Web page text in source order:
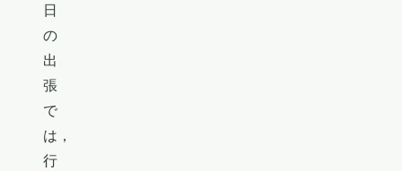
日
の
出
張
で
は，
行